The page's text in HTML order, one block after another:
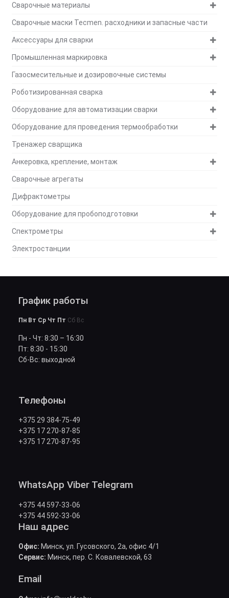
Сварочные материалы
Сварочные маски Tecmen. расходники и запасные части
Аксессуары для сварки
Промышленная маркировка
Газосмесительные и дозировочные системы
Роботизированная сварка
Оборудование для автоматизации сварки
Оборудование для проведения термообработки
Тренажер сварщика
Анкеровка, крепление, монтаж
Сварочные агрегаты
Дифрактометры
Оборудование для пробоподготовки
Спектрометры
Электростанции
График работы
Пн Вт Ср Чт Пт Сб Вс
Пн - Чт: 8:30 – 16:30
Пт: 8:30 - 15:30
Сб-Вс: выходной
Телефоны
+375 29 384-75-49
+375 17 270-87-85
+375 17 270-87-95
WhatsApp Viber Telegram
+375 44 597-33-06
+375 44 592-33-06
Наш адрес
Офис: Минск, ул. Гусовского, 2а, офис 4/1
Сервис: Минск, пер. С. Ковалевской, 63
Email